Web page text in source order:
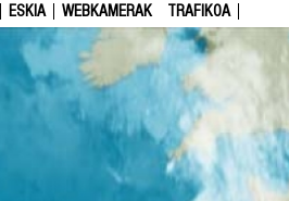
ESKIA WEBKAMERAK TRAFIKOA